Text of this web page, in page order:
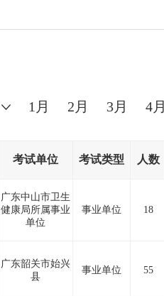
1月 2月 3月 4月
考试单位 考试类型 人数
广东中山市卫生
健康局所属事业
单位
事业单位 18
广东韶关市始兴
县
事业单位 55